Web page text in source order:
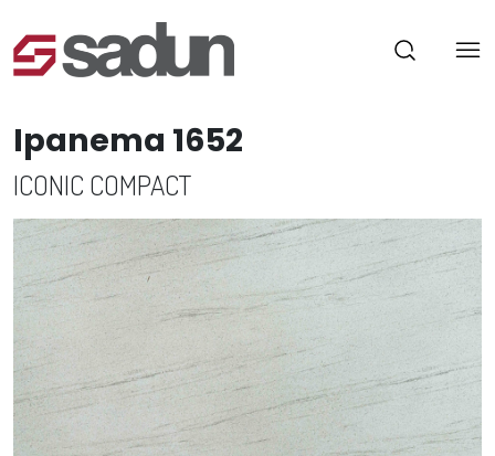
Ipanema 1652
ICONIC COMPACT